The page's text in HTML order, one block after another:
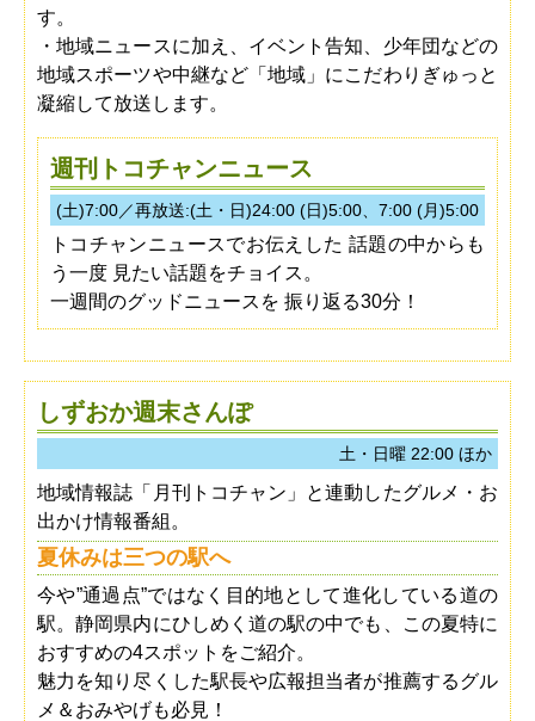
す。
・地域ニュースに加え、イベント告知、少年団などの
地域スポーツや中継など「地域」にこだわりぎゅっと
凝縮して放送します。
週刊トコチャンニュース
(土)7:00／再放送:(土・日)24:00 (日)5:00、7:00 (月)5:00
トコチャンニュースでお伝えした 話題の中からも
う一度 見たい話題をチョイス。
一週間のグッドニュースを 振り返る30分！
しずおか週末さんぽ
土・日曜 22:00 ほか
地域情報誌「月刊トコチャン」と連動したグルメ・お
出かけ情報番組。
夏休みは三つの駅へ
今や”通過点”ではなく目的地として進化している道の
駅。静岡県内にひしめく道の駅の中でも、この夏特に
おすすめの4スポットをご紹介。
魅力を知り尽くした駅長や広報担当者が推薦するグル
メ＆おみやげも必見！